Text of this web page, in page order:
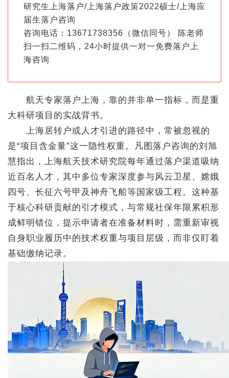
研究生上海落户/上海落户政策2022硕士/上海应
届生落户咨询
咨询电话：13671738356（微信同号） 陈老师
扫一扫二维码，24小时提供一对一免费落户上
海咨询
航天专家落户上海，靠的并非单一指标，而是重
大科研项目的实战背书。
上海居转户或人才引进的路径中，常被忽视的
是“项目含金量”这一隐性权重。凡图落户咨询的刘旭
慧指出，上海航天技术研究院每年通过落户渠道吸纳
近百名人才，其中多位专家深度参与风云卫星、嫦娥
四号、长征六号甲及神舟飞船等国家级工程。这种基
于核心科研贡献的引才模式，与常规社保年限累积形
成鲜明错位，提示申请者在准备材料时，需重新审视
自身职业履历中的技术权重与项目层级，而非仅盯着
基础缴纳记录。